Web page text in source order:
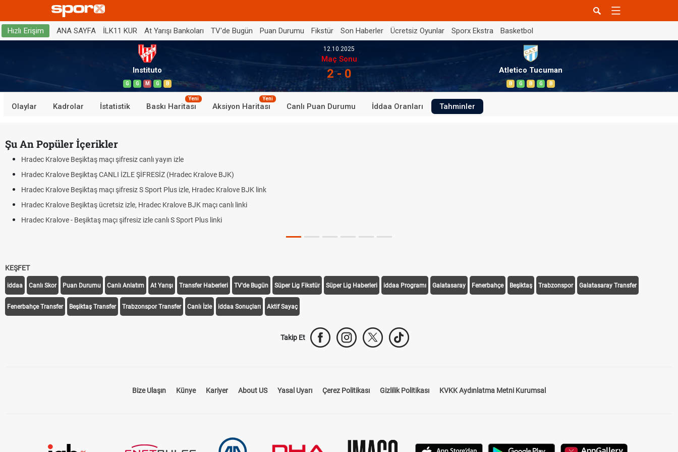
Hızlı Erişim ANA SAYFA İLK11 KUR At Yarışı Bankoları TV'de Bugün Puan Durumu Fikstür Son Haberler Ücretsiz Oyunlar Sporx Ekstra Basketbol
Instituto
G G M G B
12.10.2025
Maç Sonu
2 - 0 Atletico Tucuman
B G B G B
Olaylar Kadrolar İstatistik Baskı Haritası
Yeni
Aksiyon Haritası
Yeni
Canlı Puan Durumu İddaa Oranları Tahminler
Şu An Popüler İçerikler
Hradec Kralove Beşiktaş maçı şifresiz canlı yayın izle
Hradec Kralove Beşiktaş CANLI İZLE ŞİFRESİZ (Hradec Kralove BJK)
Hradec Kralove Beşiktaş maçı şifresiz S Sport Plus izle, Hradec Kralove BJK link
Hradec Kralove Beşiktaş ücretsiz izle, Hradec Kralove BJK maçı canlı linki
Hradec Kralove - Beşiktaş maçı şifresiz izle canlı S Sport Plus linki
KEŞFET
iddaa Canlı Skor Puan Durumu Canlı Anlatım At Yarışı Transfer Haberleri TV'de Bugün Süper Lig Fikstür Süper Lig Haberleri iddaa Programı Galatasaray Fenerbahçe Beşiktaş Trabzonspor Galatasaray Transfer
Fenerbahçe Transfer Beşiktaş Transfer Trabzonspor Transfer Canlı İzle iddaa Sonuçları Aktif Sayaç
Takip Et
Bize Ulaşın Künye Kariyer About US Yasal Uyarı Çerez Politikası Gizlilik Politikası KVKK Aydınlatma Metni Kurumsal